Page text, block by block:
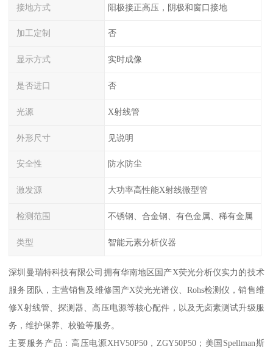
接地方式 阳极接正高压，阴极和窗口接地
加工定制 否
显示方式 实时成像
是否进口 否
光源 X射线管
外形尺寸 见说明
安全性 防水防尘
激发源 大功率高性能X射线微型管
检测范围 不锈钢、合金钢、有色金属、稀有金属
类型 智能元素分析仪器
深圳曼瑞特科技有限公司拥有华南地区国产X荧光分析仪实力的技术
服务团队，主营销售及维修国产X荧光光谱仪、Rohs检测仪，销售维
修X射线管、探测器、高压电源等核心配件，以及无卤素测试升级服
务，维护保养、校验等服务。
主要服务产品：高压电源XHV50P50，ZGY50P50；美国Spellman斯